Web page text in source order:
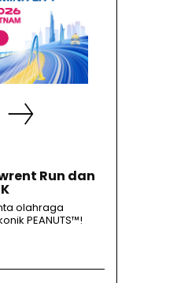
Run dan
olahraga
PEANUTS™!